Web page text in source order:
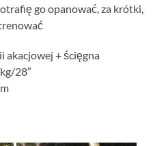
go opanować, za krótki,
akacjowej + ścięgna
28″